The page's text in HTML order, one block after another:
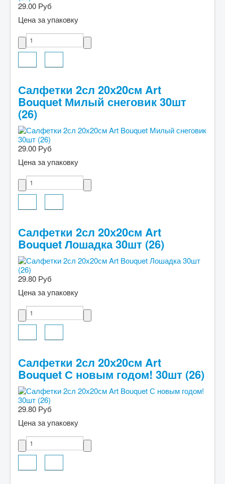
29.00 Руб
Цена за упаковку
Салфетки 2сл 20х20см Art
Bouquet Милый снеговик 30шт
(26)
29.00 Руб
Цена за упаковку
Салфетки 2сл 20х20см Art
Bouquet Лошадка 30шт (26)
29.80 Руб
Цена за упаковку
Салфетки 2сл 20х20см Art
Bouquet С новым годом! 30шт (26)
29.80 Руб
Цена за упаковку